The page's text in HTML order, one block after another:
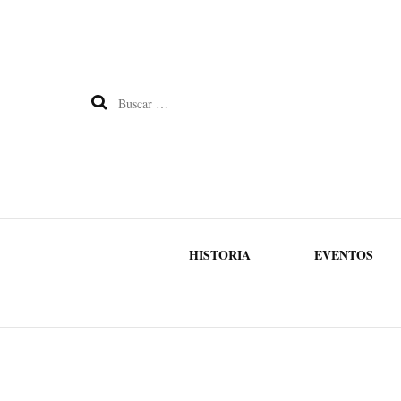
Buscar:
HISTORIA EVENTOS